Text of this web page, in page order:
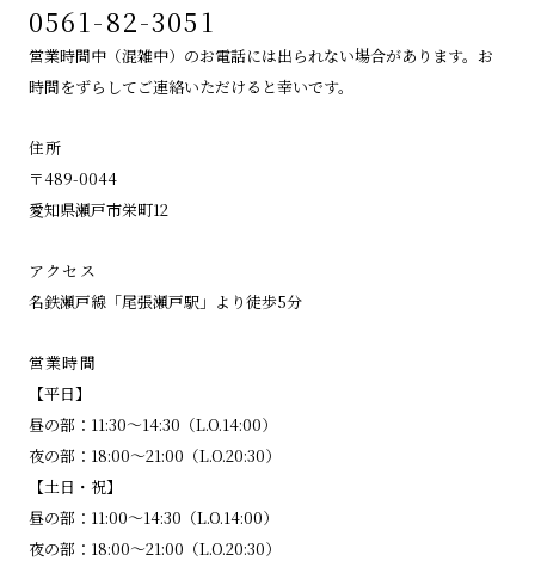
0561-82-3051
営業時間中（混雑中）のお電話には出られない場合があります。お
時間をずらしてご連絡いただけると幸いです。
住所
〒489-0044
愛知県瀬戸市栄町12
アクセス
名鉄瀬戸線「尾張瀬戸駅」より徒歩5分
営業時間
【平日】
昼の部：11:30～14:30（L.O.14:00）
夜の部：18:00～21:00（L.O.20:30）
【土日・祝】
昼の部：11:00～14:30（L.O.14:00）
夜の部：18:00～21:00（L.O.20:30）